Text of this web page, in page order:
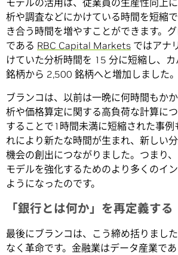
モデルの活用は、従業員の生産性向上
析や調査などにかけている時間を短縮
き合う時間を増やすことができます。
である RBC Capital Markets ではアナ
けていた分析時間を 15 分に短縮し、
銘柄から 2,500 銘柄へと増加しました。
ブランコは、以前は一晩に何時間もか
析や価格算定に関する高負荷な計算に
することで1時間未満に短縮された事例
れにより新たな時間が生まれ、新しい
機会の創出につながりました。つまり
モデルを強化するためのより多くのイ
ようになったのです。
「銀行とは何か」を再定義する
最後にブランコは、こう締め括りまし
なく革命です。金融業はデータ産業で